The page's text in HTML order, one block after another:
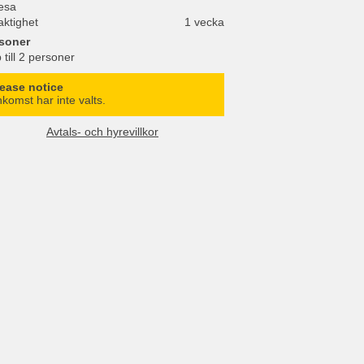
1 vecka
till 2 personer
notice
har inte valts.
Avtals- och hyrevillkor